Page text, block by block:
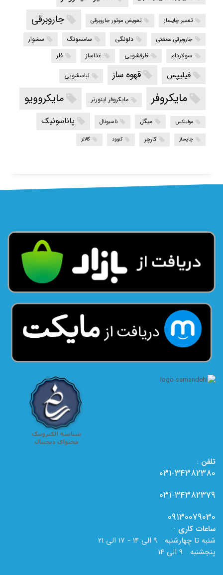
تعمیر چایساز تعویض موتور جاروبرقی جاروبرقی
جاروبرقی صنعتی دلونگی سامسونگ
سشوار
سولاردام
ظرفشویی غذاساز فلر
فیلیپس قهوه ساز لباسشویی
مایکروفر مایکروفر اینورتر مایکروویو
مولینکس میگل ناسیونال پاناسونیک
چایساز کارچر کنوود گالانز
تلفن :
031-34382380
031-34382379
09130079030
ساعات کاری :
شنبه تا چهارشنبه 9 الی 14 - 17 الی 21
پنجشنبه 9 الی 14